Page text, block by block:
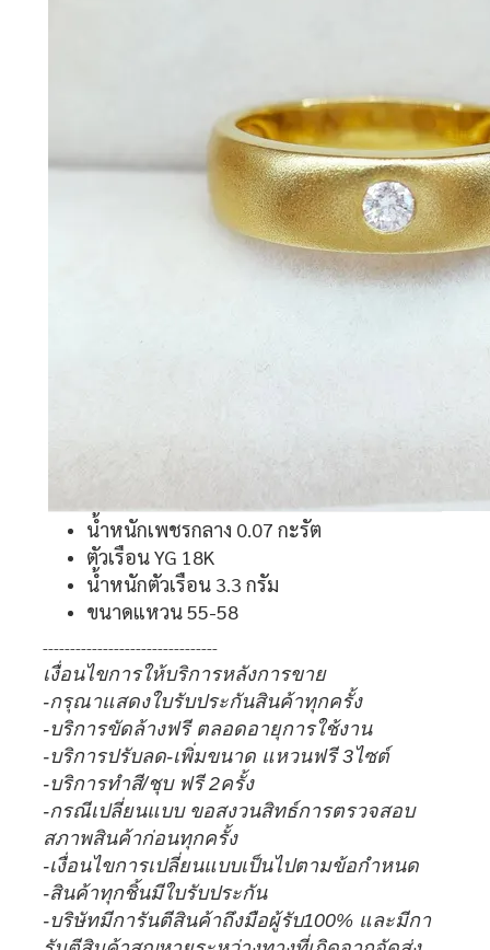
น้ำหนักเพชรกลาง 0.07 กะรัต
ตัวเรือน YG 18K
น้ำหนักตัวเรือน 3.3 กรัม
ขนาดแหวน 55-58
--------------------------------
เงื่อนไขการให้บริการหลังการขาย
-กรุณาแสดงใบรับประกันสินค้าทุกครั้ง
-บริการขัดล้างฟรี ตลอดอายุการใช้งาน
-บริการปรับลด-เพิ่มขนาด แหวนฟรี 3ไซต์
-บริการทำสี/ชุบ ฟรี 2ครั้ง
-กรณีเปลี่ยนแบบ ขอสงวนสิทธ์การตรวจสอบ
สภาพสินค้าก่อนทุกครั้ง
-เงื่อนไขการเปลี่ยนแบบเป็นไปตามข้อกำหนด
-สินค้าทุกชิ้นมีใบรับประกัน
-บริษัทมีการันตีสินค้าถึงมือผู้รับ100% และมีกา